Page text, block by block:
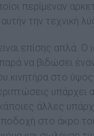
περίµεναν
την τεχνική
επίσης απλά. Ο
παρά να βιδώσει
κινητήρα στο
υπάρχει
άλλες
στο άκρο